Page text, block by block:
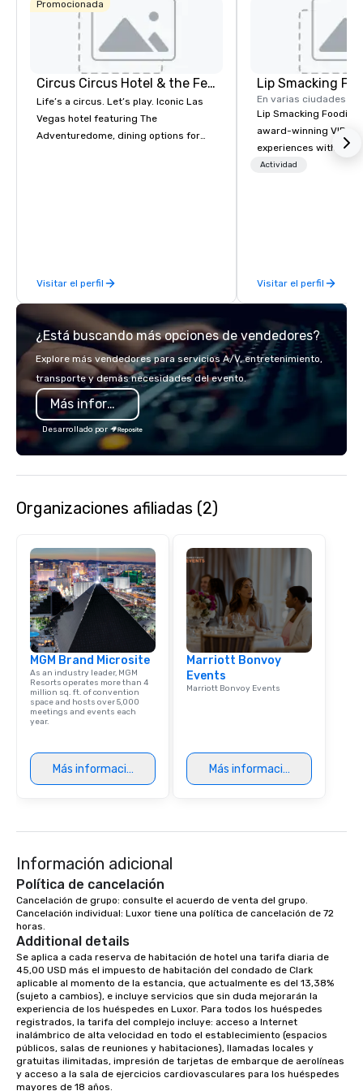
Promocionada
Circus Circus Hotel & the Festival Grounds
Life’s a circus. Let’s play. Iconic Las
Vegas hotel featuring The
Adventuredome, dining options for
Visitar el perfil
Lip Smacking
En varias ciudades
Lip Smacking Foodie
award-winning VIP
experiences with
restaurants
and craft cocktails at
with complete VIP
opportunity to sit
colleagues at each
mingle, and easily
engaging information
team building. All-Inclusive Group
Dining When meeting
corporate group
Smacking Foodie
group is assured a
experience with three
signature dishes at
person with tax and
provides guests a
at various stops. Build Your Network
a typical sit-down
walking in between,
countless
traverse along the
experiences not only
ways to network, but
way to do so. Large Groups Welcome
Lip Smacking Foodie
groups, small or large.
experiences can
Actividad
Visitar el perfil
¿Está buscando más opciones de vendedores?
Explore más vendedores para servicios A/V, entretenimiento,
transporte y demás necesidades del evento.
Más información
Desarrollado por
Organizaciones afiliadas (2)
MGM Brand Microsite
As an industry leader, MGM
Resorts operates more than 4
million sq. ft. of convention
space and hosts over 5,000
meetings and events each
year.
Más información
Marriott Bonvoy
Events
Marriott Bonvoy Events
Más información
Información adicional
Política de cancelación
Cancelación de grupo: consulte el acuerdo de venta del grupo.
Cancelación individual: Luxor tiene una política de cancelación de 72
horas.
Additional details
Se aplica a cada reserva de habitación de hotel una tarifa diaria de
45,00 USD más el impuesto de habitación del condado de Clark
aplicable al momento de la estancia, que actualmente es del 13,38%
(sujeto a cambios), e incluye servicios que sin duda mejorarán la
experiencia de los huéspedes en Luxor. Para todos los huéspedes
registrados, la tarifa del complejo incluye: acceso a Internet
inalámbrico de alta velocidad en todo el establecimiento (espacios
públicos, salas de reuniones y habitaciones), llamadas locales y
gratuitas ilimitadas, impresión de tarjetas de embarque de aerolíneas
y acceso a la sala de ejercicios cardiovasculares para los huéspedes
mayores de 18 años.